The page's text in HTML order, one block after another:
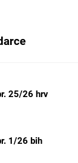
25/26 hrv
1/26 bih